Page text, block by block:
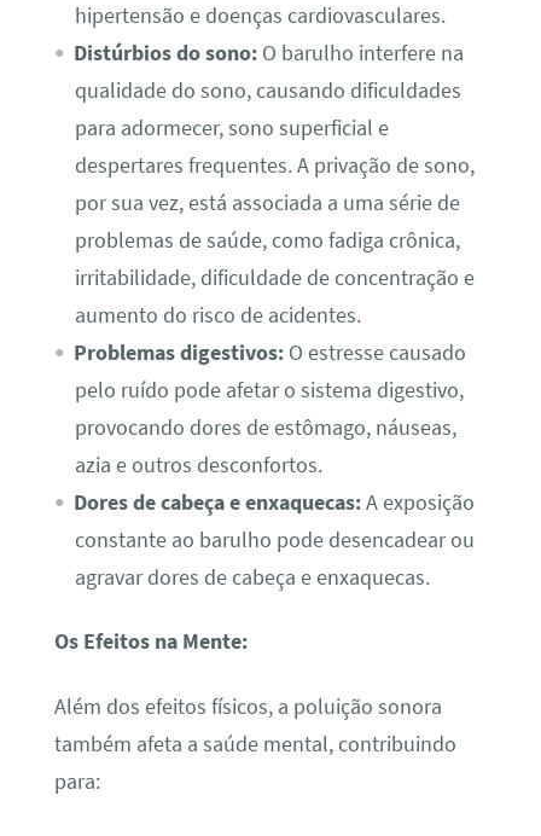
hipertensão e doenças cardiovasculares.
Distúrbios do sono:O barulho interfere na
qualidade do sono, causando dificuldades
para adormecer, sono superficial e
despertares frequentes. A privação de sono,
por sua vez, está associada a uma série de
problemas de saúde, como fadiga crônica,
irritabilidade, dificuldade de concentração e
aumento do risco de acidentes.
Problemas digestivos:O estresse causado
pelo ruído pode afetar o sistema digestivo,
provocando dores de estômago, náuseas,
azia e outros desconfortos.
Dores de cabeça e enxaquecas:A exposição
constante ao barulho pode desencadear ou
agravar dores de cabeça e enxaquecas.
Os Efeitos na Mente:
Além dos efeitos físicos, a poluição sonora
também afeta a saúde mental, contribuindo
para: